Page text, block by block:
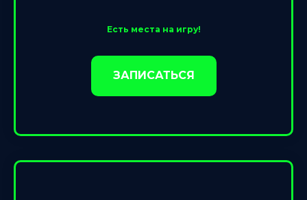
Есть места на игру!
ЗАПИСАТЬСЯ